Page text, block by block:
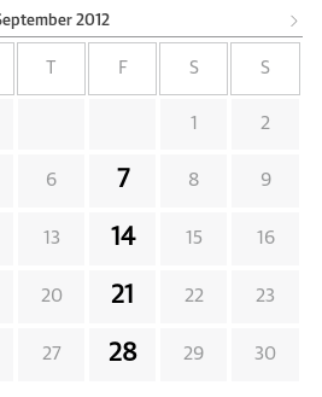
2012
F S S
1 2
6 7 8 9
13 14 15 16
20 21 22 23
27 28 29 30